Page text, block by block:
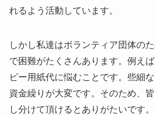
れるよう活動しています。
しかし私達はボランティア団体の
で困難がたくさんあります。例え
ピー用紙代に悩むことです。些細な
資金繰りが大変です。そのため、
し分けて頂けるとありがたいです。